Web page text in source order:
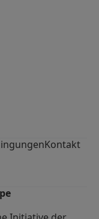
Kontakt